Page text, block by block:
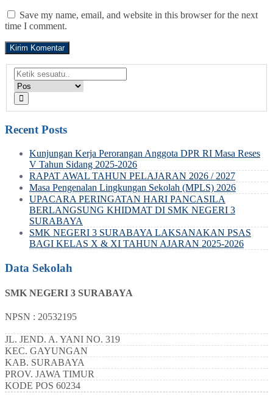
Save my name, email, and website in this browser for the next
time I comment.
Recent Posts
Kunjungan Kerja Perorangan Anggota DPR RI Masa Reses
V Tahun Sidang 2025-2026
RAPAT AWAL TAHUN PELAJARAN 2026 / 2027
Masa Pengenalan Lingkungan Sekolah (MPLS) 2026
UPACARA PERINGATAN HARI PANCASILA
BERLANGSUNG KHIDMAT DI SMK NEGERI 3
SURABAYA
SMK NEGERI 3 SURABAYA LAKSANAKAN PSAS
BAGI KELAS X & XI TAHUN AJARAN 2025-2026
Data Sekolah
SMK NEGERI 3 SURABAYA
NPSN : 20532195
JL. JEND. A. YANI NO. 319
KEC. GAYUNGAN
KAB. SURABAYA
PROV. JAWA TIMUR
KODE POS 60234